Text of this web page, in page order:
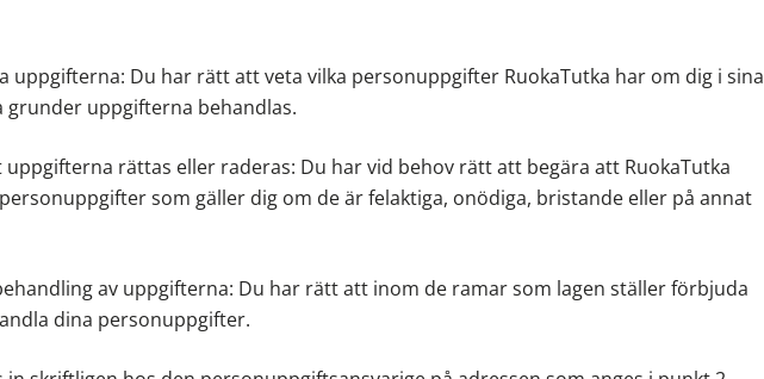
uppgifterna: Du har rätt att veta vilka personuppgifter RuokaTutka har om dig i sina
grunder uppgifterna behandlas.
uppgifterna rättas eller raderas: Du har vid behov rätt att begära att RuokaTutka
som gäller dig om de är felaktiga, onödiga, bristande eller på annat
av uppgifterna: Du har rätt att inom de ramar som lagen ställer förbjuda
dina personuppgifter.